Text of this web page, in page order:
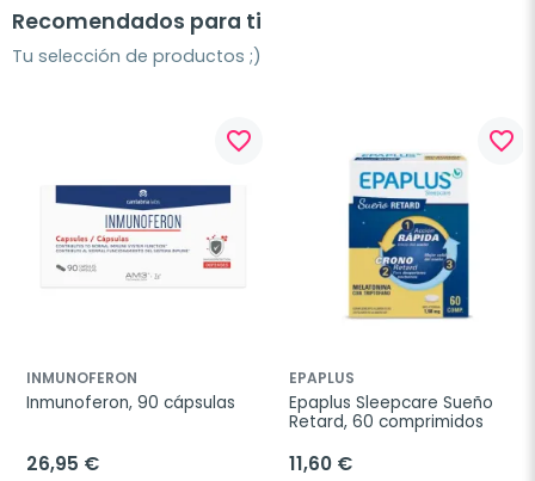
Recomendados para ti
Tu selección de productos ;)
favorite_border
INMUNOFERON
Inmunoferon, 90 cápsulas
26,95 €
favorite_border
EPAPLUS
Epaplus Sleepcare Sueño
Retard, 60 comprimidos
11,60 €